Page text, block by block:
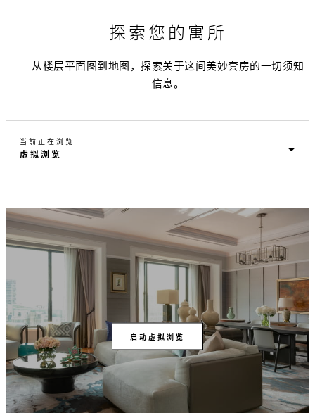
探索您的寓所
从楼层平面图到地图，探索关于这间美妙套房的一切须知
信息。
当前正在浏览
启动虚拟浏览